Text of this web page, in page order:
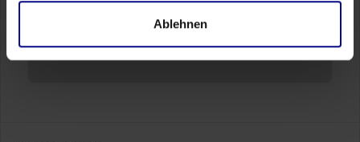
Ablehnen